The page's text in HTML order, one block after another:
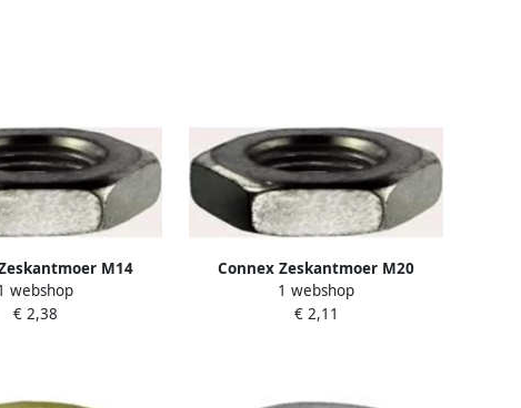
M14
Vz KY4221014
webshop
€ 2,38
Connex Zeskantmoer M20
Afgeplat 2St Vz KY4221020
1 webshop
€ 2,11